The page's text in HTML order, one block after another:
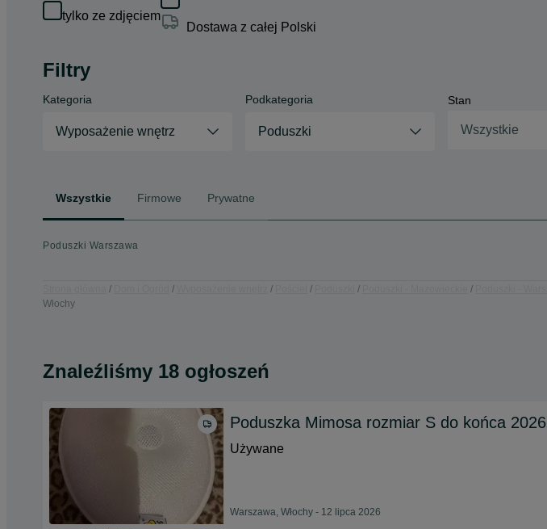
tylko ze zdjęciem
Dostawa z całej Polski
Filtry
Kategoria
Wyposażenie wnętrz
Podkategoria
Poduszki
Stan
Wszystkie
Wszystkie Firmowe Prywatne
Poduszki Warszawa
Włochy
Znaleźliśmy 18 ogłoszeń
Poduszka Mimosa rozmiar S do końca 2026
Używane
Warszawa, Włochy - 12 lipca 2026